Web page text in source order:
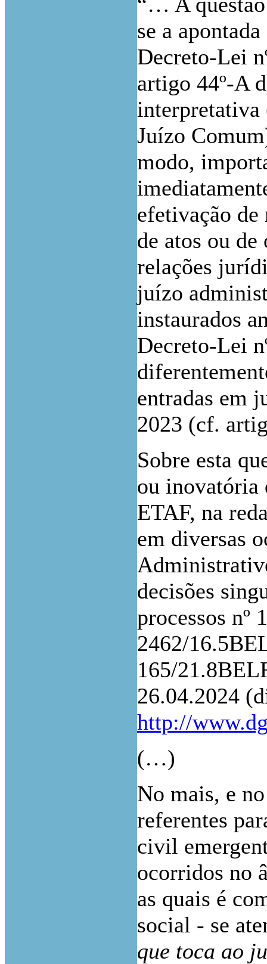
se a
Decreto-Lei
artigo 44º-A
interpretativa
Juízo
modo,
efetivação
de atos ou
relações
juízo
instaurados
Decreto-Lei
entradas em
2023 (cf.
Sobre esta
ou inovatória
ETAF, na
em diversas
decisões
processos nº
2462/
165/
26.04.2024
http://
(…)
No mais, e
referentes
civil
ocorridos no
as quais é
social - se
que toca ao